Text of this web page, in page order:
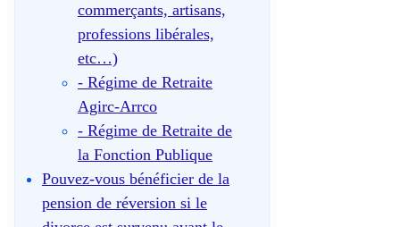
commerçants, artisans,
professions libérales,
etc…)
- Régime de Retraite
Agirc-Arrco
- Régime de Retraite de
la Fonction Publique
Pouvez-vous bénéficier de la
pension de réversion si le